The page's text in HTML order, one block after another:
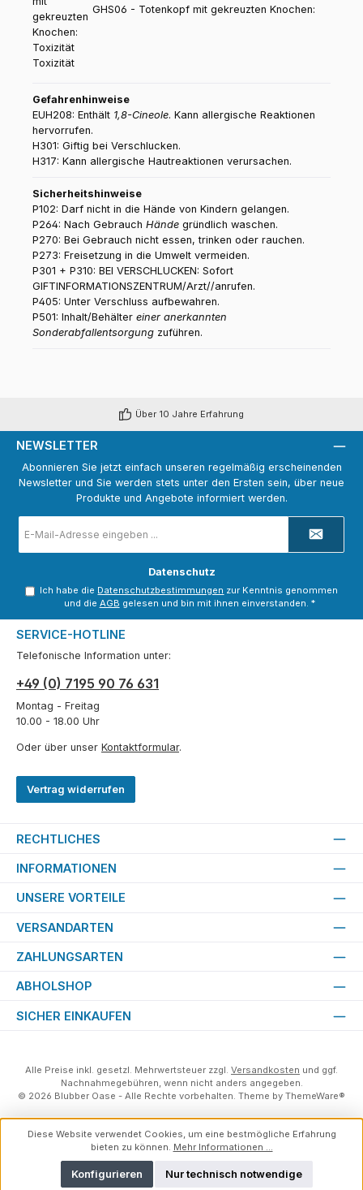
GHS06 - Totenkopf mit gekreuzten Knochen:
Toxizität
Gefahrenhinweise
EUH208: Enthält 1,8-Cineole. Kann allergische Reaktionen
hervorrufen.
H301: Giftig bei Verschlucken.
H317: Kann allergische Hautreaktionen verursachen.
Sicherheitshinweise
P102: Darf nicht in die Hände von Kindern gelangen.
P264: Nach Gebrauch Hände gründlich waschen.
P270: Bei Gebrauch nicht essen, trinken oder rauchen.
P273: Freisetzung in die Umwelt vermeiden.
P301 + P310: BEI VERSCHLUCKEN: Sofort
GIFTINFORMATIONSZENTRUM/Arzt//anrufen.
P405: Unter Verschluss aufbewahren.
P501: Inhalt/Behälter einer anerkannten
Sonderabfallentsorgung zuführen.
Über 10 Jahre Erfahrung
NEWSLETTER
Abonnieren Sie jetzt einfach unseren regelmäßig erscheinenden
Newsletter und Sie werden stets unter den Ersten sein, über neue
Produkte und Angebote informiert werden.
Mail-
Adresse
Datenschutz
Ich habe die Datenschutzbestimmungen zur Kenntnis genommen
und die AGB gelesen und bin mit ihnen einverstanden. *
SERVICE-HOTLINE
Telefonische Information unter:
+49 (0) 7195 90 76 631
Montag - Freitag
10.00 - 18.00 Uhr
Oder über unser Kontaktformular.
Vertrag widerrufen
RECHTLICHES
INFORMATIONEN
UNSERE VORTEILE
VERSANDARTEN
ZAHLUNGSARTEN
ABHOLSHOP
SICHER EINKAUFEN
Alle Preise inkl. gesetzl. Mehrwertsteuer zzgl. Versandkosten und ggf.
Nachnahmegebühren, wenn nicht anders angegeben.
© 2026 Blubber Oase - Alle Rechte vorbehalten. Theme by ThemeWare®
Diese Website verwendet Cookies, um eine bestmögliche Erfahrung
bieten zu können. Mehr Informationen ...
Nur technisch notwendige
Konfigurieren